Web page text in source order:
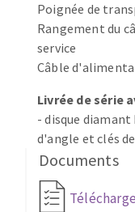
Perceuses
Perceuses
Affuteurs de
Ponceuses
Tours à
Tables
Rubans
Fraise HSS
Poignée de
Rangement du
service
Câble
Livrée de série
- disque diamant
d'angle et clés
Documents